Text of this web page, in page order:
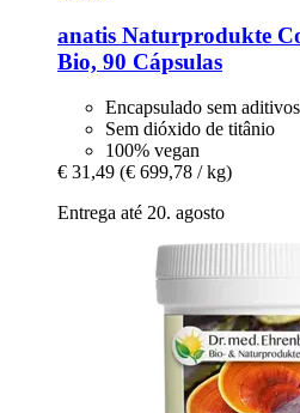
anatis Naturprodukte
Bio, 90 Cápsulas
Encapsulado sem aditivos
Sem dióxido de titânio
100% vegan
€ 31,49 (€ 699,78 / kg)
Entrega até 20. agosto